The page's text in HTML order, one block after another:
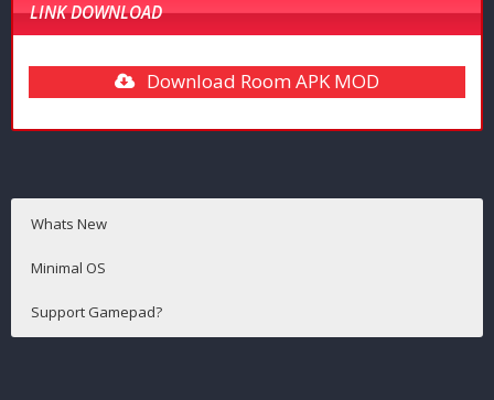
LINK DOWNLOAD
Download Room APK MOD
Whats New
Minimal OS
Support Gamepad?